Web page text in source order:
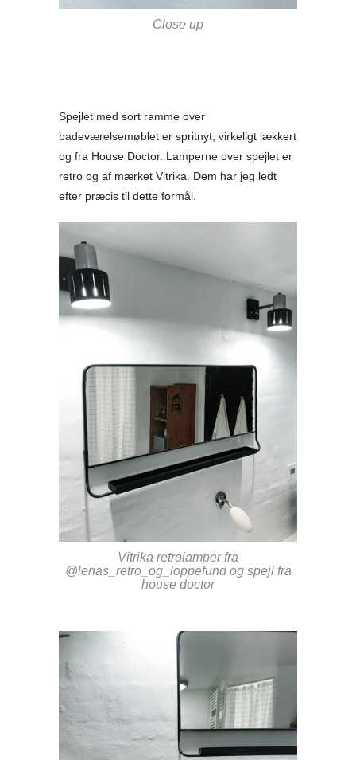
Close up
Spejlet med sort ramme over
badeværelsemøblet er spritnyt, virkeligt lækkert
og fra House Doctor. Lamperne over spejlet er
retro og af mærket Vitrika. Dem har jeg ledt
efter præcis til dette formål.
Vitrika retrolamper fra
@lenas_retro_og_loppefund og spejl fra
house doctor